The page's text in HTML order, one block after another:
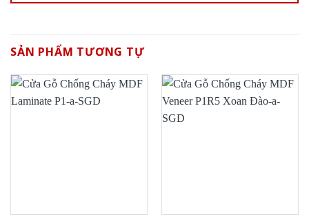
SẢN PHẨM TƯƠNG TỰ